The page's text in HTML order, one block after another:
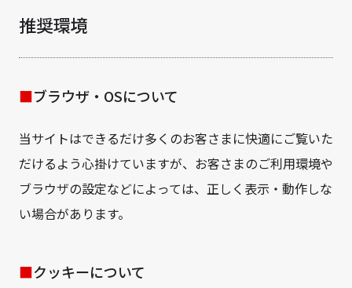
推奨環境
ブラウザ・OSについて
当サイトはできるだけ多くのお客さまに快適にご覧いた
だけるよう心掛けていますが、お客さまのご利用環境や
ブラウザの設定などによっては、正しく表示・動作しな
い場合があります。
クッキーについて